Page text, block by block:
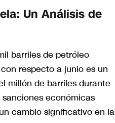
Un Análisis de
barriles de petróleo
respecto a junio es un
millón de barriles durante
económicas
cambio significativo en la